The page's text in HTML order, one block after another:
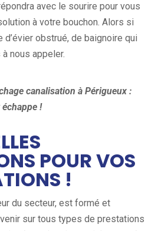
avec le sourire pour vous
à votre bouchon. Alors si
obstrué, de baignoire qui
nous appeler.
canalisation à Périgueux :
échappe !
POUR VOS
!
du secteur, est formé et
sur tous types de prestations